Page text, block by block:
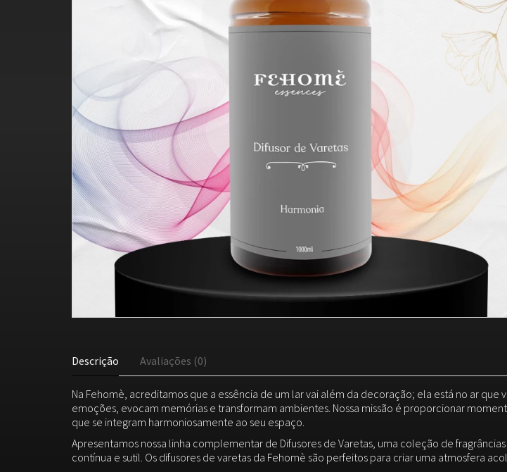
Descrição Avaliações (0)
Na Fehomè, acreditamos que a essência de um lar vai além da decoração; ela está no ar
emoções, evocam memórias e transformam ambientes. Nossa missão é proporcionar
que se integram harmoniosamente ao seu espaço.
Apresentamos nossa linha complementar de Difusores de Varetas, uma coleção de
contínua e sutil. Os difusores de varetas da Fehomè são perfeitos para criar uma atmosfera